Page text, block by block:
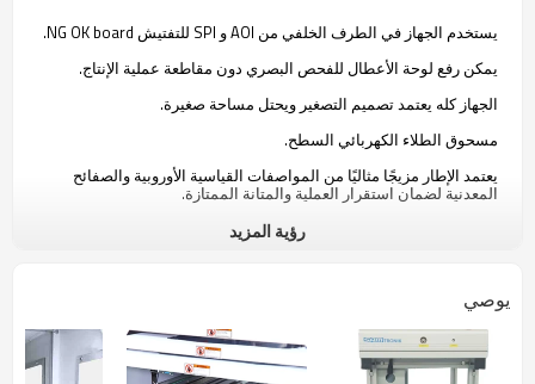
يستخدم الجهاز في الطرف الخلفي من AOI و SPI للتفتيش NG OK board.
يمكن رفع لوحة الأعطال للفحص البصري دون مقاطعة عملية الإنتاج.
الجهاز كله يعتمد تصميم التصغير ويحتل مساحة صغيرة.
مسحوق الطلاء الكهربائي السطح.
يعتمد الإطار مزيجًا مثاليًا من المواصفات القياسية الأوروبية والصفائح
المعدنية لضمان استقرار العملية والمتانة الممتازة.
تتفق مع تصميم الهندسة البشرية.
تعديل العرض السلس والمتوازي ، تصميم آمن والغبار.
رؤية المزيد
يوصي